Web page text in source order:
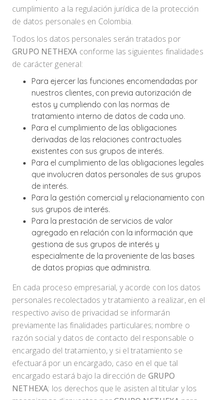
cumplimiento a la regulación jurídica de la protección
de datos personales en Colombia.
Todos los datos personales serán tratados por
GRUPO NETHEXA conforme las siguientes finalidades
de carácter general:
Para ejercer las funciones encomendadas por
nuestros clientes, con previa autorización de
estos y cumpliendo con las normas de
tratamiento interno de datos de cada uno.
Para el cumplimiento de las obligaciones
derivadas de las relaciones contractuales
existentes con sus grupos de interés.
Para el cumplimiento de las obligaciones legales
que involucren datos personales de sus grupos
de interés.
Para la gestión comercial y relacionamiento con
sus grupos de interés.
Para la prestación de servicios de valor
agregado en relación con la información que
gestiona de sus grupos de interés y
especialmente de la proveniente de las bases
de datos propias que administra.
En cada proceso empresarial, y acorde con los datos
personales recolectados y tratamiento a realizar, en el
respectivo aviso de privacidad se informarán
previamente las finalidades particulares; nombre o
razón social y datos de contacto del responsable o
encargado del tratamiento, y si el tratamiento se
efectuará por un encargado, caso en el que tal
encargado estará bajo la dirección de GRUPO
NETHEXA; los derechos que le asisten al titular y los